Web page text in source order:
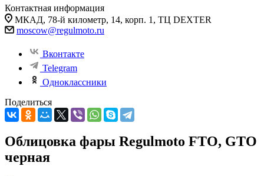
Контактная информация
МКАД, 78-й километр, 14, корп. 1, ТЦ DEXTER
moscow@regulmoto.ru
Вконтакте
Telegram
Одноклассники
Поделиться
Облицовка фары Regulmoto FTO, GTO
черная